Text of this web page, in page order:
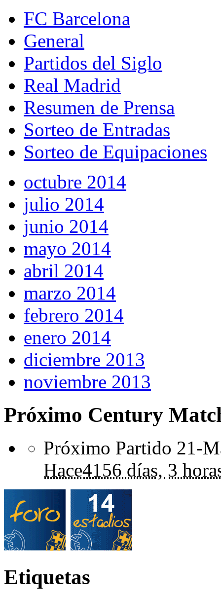
FC Barcelona
General
Partidos del Siglo
Real Madrid
Resumen de Prensa
Sorteo de Entradas
Sorteo de Equipaciones
octubre 2014
julio 2014
junio 2014
mayo 2014
abril 2014
marzo 2014
febrero 2014
enero 2014
diciembre 2013
noviembre 2013
Próximo Century
Próximo Partido 21-
Hace4156 días, 3
Etiquetas